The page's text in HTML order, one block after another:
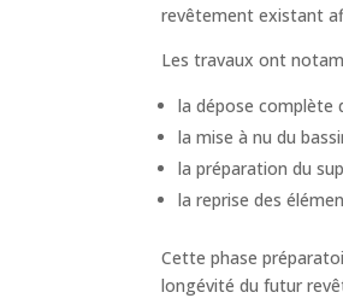
revêtement existant
Les travaux ont
la dépose complète
la mise à nu du
la préparation du
la reprise des
Cette phase
longévité du futur